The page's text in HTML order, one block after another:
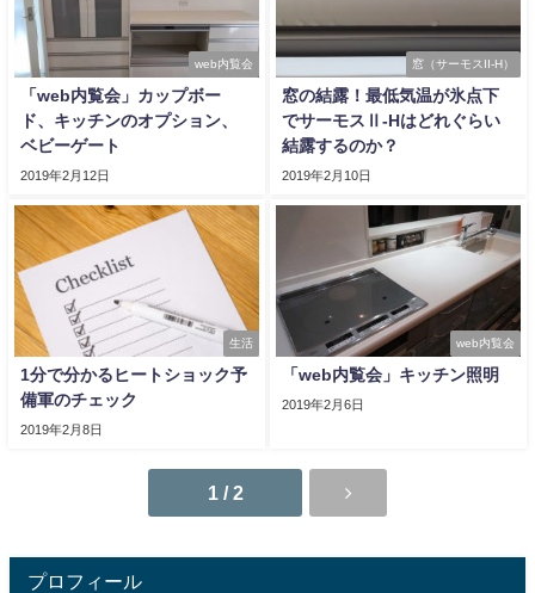
web内覧会
「web内覧会」カップボー
ド、キッチンのオプション、
ベビーゲート
2019年2月12日
窓（サーモスII-H）
窓の結露！最低気温が氷点下
でサーモスⅡ-Hはどれぐらい
結露するのか？
2019年2月10日
生活
1分で分かるヒートショック予
備軍のチェック
2019年2月8日
web内覧会
「web内覧会」キッチン照明
2019年2月6日
1 / 2
プロフィール